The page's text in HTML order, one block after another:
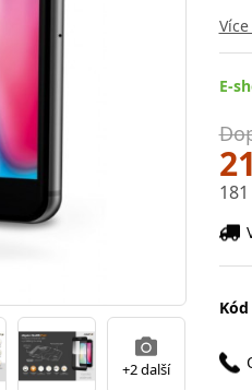
+2 další
E-